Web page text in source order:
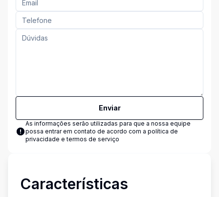
Enviar
As informações serão utilizadas para que a nossa equipe
possa entrar em contato de acordo com a política de
privacidade e termos de serviço
Características